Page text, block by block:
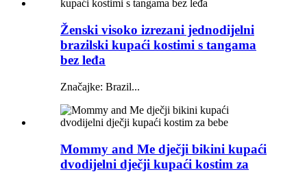
Ženski visoko izrezani jednodijelni
brazilski kupaći kostimi s tangama
bez leđa
Značajke: Brazil...
Mommy and Me dječji bikini kupaći
dvodijelni dječji kupaći kostim za